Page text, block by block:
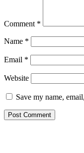
Comment *
Name *
Email *
Website
Save my name,